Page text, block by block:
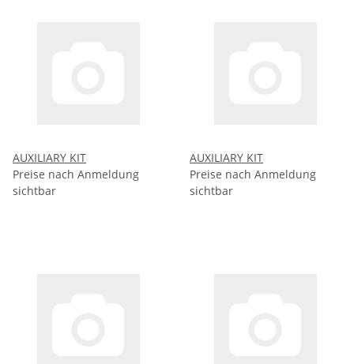
AUXILIARY KIT
Preise nach Anmeldung
sichtbar
AUXILIARY KIT
Preise nach Anmeldung
sichtbar